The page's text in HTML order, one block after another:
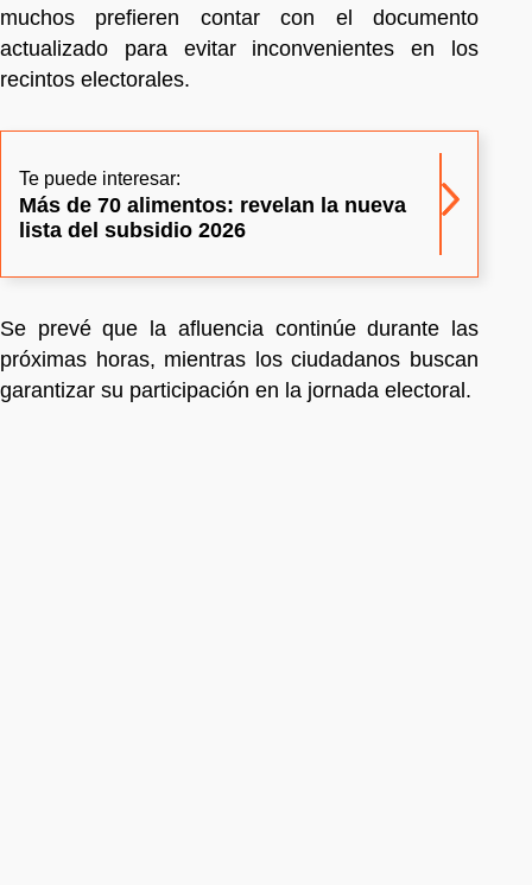
muchos prefieren contar con el documento
actualizado para evitar inconvenientes en los
recintos electorales.
Te puede interesar:
Más de 70 alimentos: revelan la nueva
lista del subsidio 2026
Se prevé que la afluencia continúe durante las
próximas horas, mientras los ciudadanos buscan
garantizar su participación en la jornada electoral.